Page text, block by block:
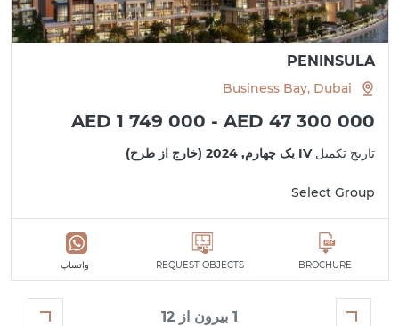
PENINSULA
Business Bay, Dubai
AED 1 749 000 - AED 47 300 000
تاریخ تکمیلIV یک چهارم, 2024 (خارج از طرح)
Select Group
BROCHURE
REQUEST OBJECTS واتساپ
1 بیرون از 12